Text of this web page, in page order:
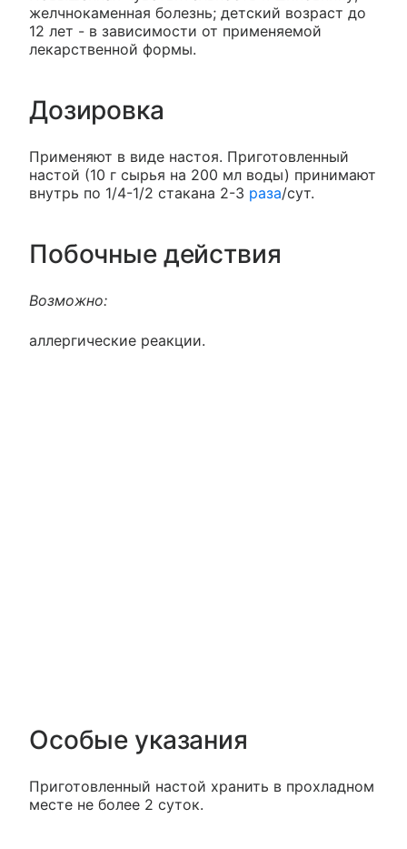
желчнокаменная болезнь; детский возраст до
12 лет - в зависимости от применяемой
лекарственной формы.
Дозировка
Применяют в виде настоя. Приготовленный
настой (10 г сырья на 200 мл воды) принимают
внутрь по 1/4-1/2 стакана 2-3 раза/сут.
Побочные действия
Возможно:
аллергические реакции.
Особые указания
Приготовленный настой хранить в прохладном
месте не более 2 суток.